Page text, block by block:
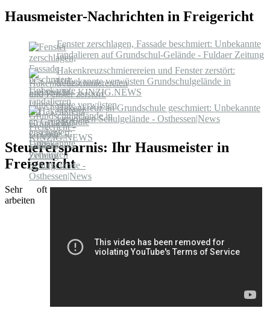
Hausmeister-Nachrichten in Freigericht
Fenster zerschlagen, Fassade beschmiert: Unbekannte
randalieren auf Grundschul-Gelände - Fuldaer Zeitung
Hakenkreuzschmierereien und Fenster zerstört:
Unbekannte verwüsten Grundschulgelände in
Freigericht - KINZIG.NEWS
Hakenkreuz an Grundschule geschmiert: Unbekannte
verwüsten Schulgelände - Osthessen|News
Steuerersparnis: Ihr Hausmeister in
Freigericht
Sehr oft
arbeiten